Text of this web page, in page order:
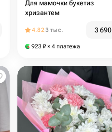
Для мамочки букетиз
хризантем
4.823 тыс. 3 690
923 ₽ × 4 платежа